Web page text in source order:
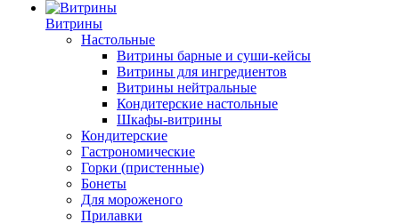
Витрины
Настольные
Витрины барные и суши-кейсы
Витрины для ингредиентов
Витрины нейтральные
Кондитерские настольные
Шкафы-витрины
Кондитерские
Гастрономические
Горки (пристенные)
Бонеты
Для мороженого
Прилавки